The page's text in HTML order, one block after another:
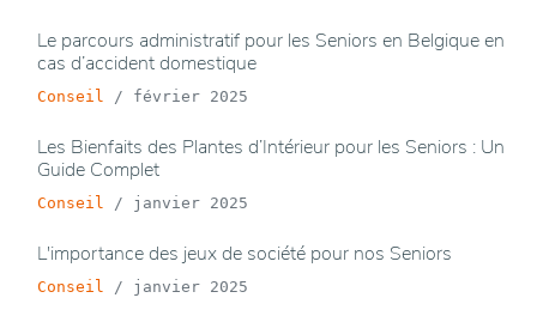
Le parcours administratif pour les Seniors en Belgique en
cas d’accident domestique
Conseil / février 2025
Les Bienfaits des Plantes d’Intérieur pour les Seniors : Un
Guide Complet
Conseil / janvier 2025
L'importance des jeux de société pour nos Seniors
Conseil / janvier 2025